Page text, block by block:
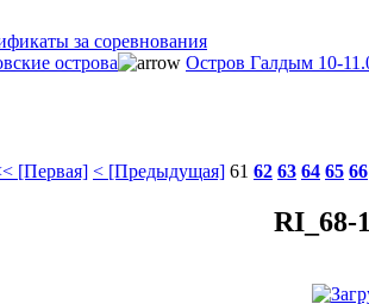
за соревнования
острова Остров Галдым 10-
[Первая] < [Предыдущая] 61 62 63 64 65 66
RI_68-